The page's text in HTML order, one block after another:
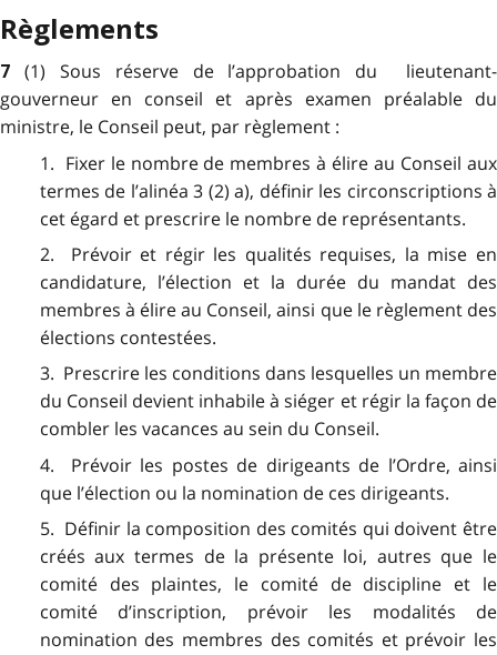
Règlements
7 (1) Sous réserve de l’approbation du lieutenant-
gouverneur en conseil et après examen préalable du
ministre, le Conseil peut, par règlement :
1. Fixer le nombre de membres à élire au Conseil aux
termes de l’alinéa 3 (2) a), définir les circonscriptions à
cet égard et prescrire le nombre de représentants.
2. Prévoir et régir les qualités requises, la mise en
candidature, l’élection et la durée du mandat des
membres à élire au Conseil, ainsi que le règlement des
élections contestées.
3. Prescrire les conditions dans lesquelles un membre
du Conseil devient inhabile à siéger et régir la façon de
combler les vacances au sein du Conseil.
4. Prévoir les postes de dirigeants de l’Ordre, ainsi
que l’élection ou la nomination de ces dirigeants.
5. Définir la composition des comités qui doivent être
créés aux termes de la présente loi, autres que le
comité des plaintes, le comité de discipline et le
comité d’inscription, prévoir les modalités de
nomination des membres des comités et prévoir les